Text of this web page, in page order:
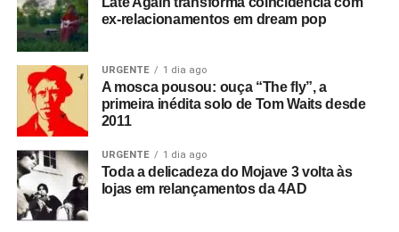
tem que ser um artista para ser o melhor – seja na
relojoaria ou na música. Você precisa fazer isso por
amor”.
>>> POP FANTASMA PRA OUVIR:Mixtape
Pop Fantasmae
>>> Saiba como apoiar o POP FANTASMA
aqui. O site é independente e financiado pelos
leitores, e dá acesso gratuito a todos os textos
ex-relacionamentos em dream pop
URGENTE 1 dia ago
A mosca pousou: ouça “The fly”, a
primeira inédita solo de Tom Waits desde
2011
URGENTE 1 dia ago
Toda a delicadeza do Mojave 3 volta às
lojas em relançamentos da 4AD